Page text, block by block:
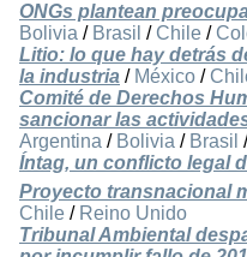
ONGs plantean
Bolivia / Brasil / Chile /
Litio: lo que hay detrás
la industria / México /
Comité de Derechos
sancionar las
Argentina / Bolivia / Brasil
Íntag, un conflicto legal
Proyecto transnacional
Chile / Reino Unido
Tribunal Ambiental